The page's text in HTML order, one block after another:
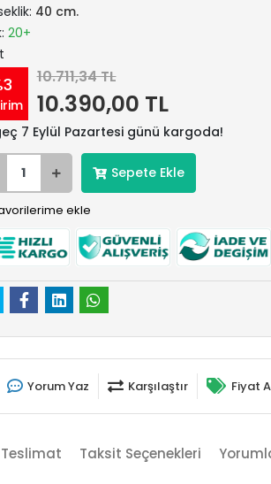
40 cm.
20+
10.711,34 TL
10.390,00 TL
7 Eylül Pazartesi günü kargoda!
Sepete Ekle
ekle
Yorum Yaz Karşılaştır Fiyat
Taksit Seçenekleri